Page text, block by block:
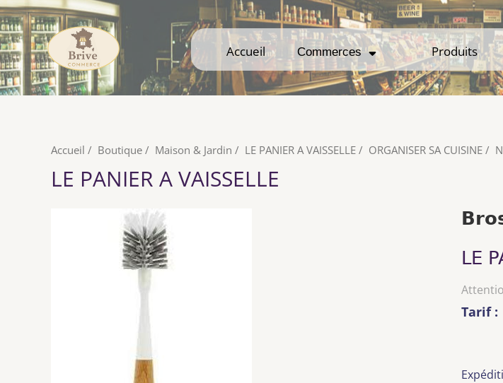
Accueil Commerces Produits
Accueil Commerces Produits
Accueil / Boutique / Maison & Jardin / LE PANIER A VAISSELLE / ORGANISER SA CUISINE /
LE PANIER A VAISSELLE
LE
Tarif :